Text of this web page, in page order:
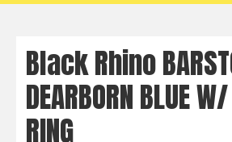
y
estilo
para
tu
Black Rhino
DEARBORN BLUE
RING